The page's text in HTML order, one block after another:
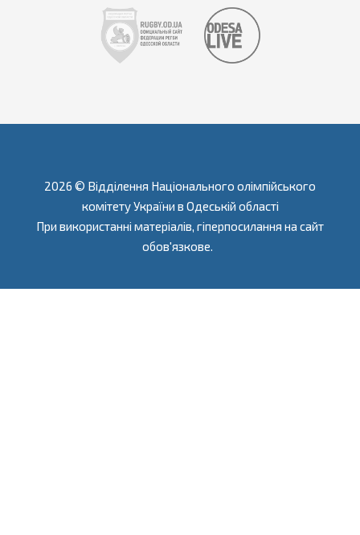
2026 © Відділення Національного олімпійського
комітету України в Одеській області
При використанні матеріалів, гіперпосилання на сайт
обов'язкове.